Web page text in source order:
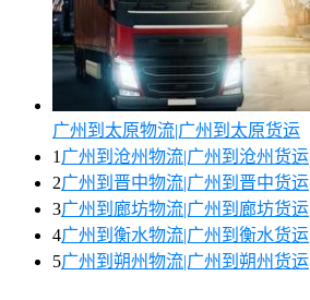
广州到太原物流|广州到太原货运
1 广州到沧州物流|广州到沧州货运
2广州到晋中物流|广州到晋中货运
3广州到廊坊物流|广州到廊坊货运
4广州到衡水物流|广州到衡水货运
5广州到朔州物流|广州到朔州货运